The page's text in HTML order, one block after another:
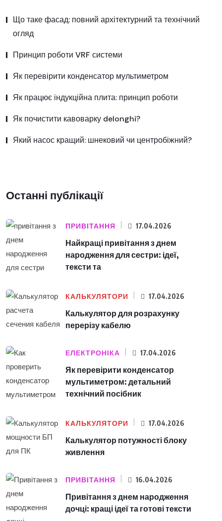
Що таке фасад: повний архітектурний та технічний
огляд
Принцип роботи VRF системи
Як перевірити конденсатор мультиметром
Як працює індукційна плита: принцип роботи
Як почистити кавоварку delonghi?
Який насос кращий: шнековий чи центробіжний?
Останні публікації
ПРИВІТАННЯ 17.04.2026
Найкращі привітання з днем
народження для сестри: ідеї,
тексти та
КАЛЬКУЛЯТОРИ 17.04.2026
Калькулятор для розрахунку
перерізу кабелю
ЕЛЕКТРОНІКА 17.04.2026
Як перевірити конденсатор
мультиметром: детальний
технічний посібник
КАЛЬКУЛЯТОРИ 17.04.2026
Калькулятор потужності блоку
живлення
ПРИВІТАННЯ 16.04.2026
Привітання з днем народження
дочці: кращі ідеї та готові тексти